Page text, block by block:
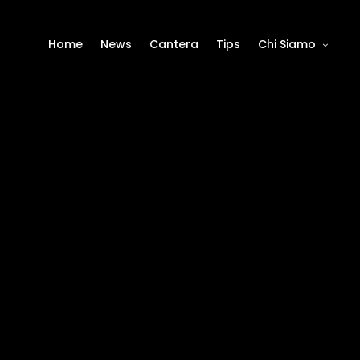
Home News Cantera Tips Chi Siamo